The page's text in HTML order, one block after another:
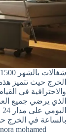
الخرج حيث تتميز هذه
والاحترافية في
الذي يرضي جميع
بالساعة في الخرج
mohamed